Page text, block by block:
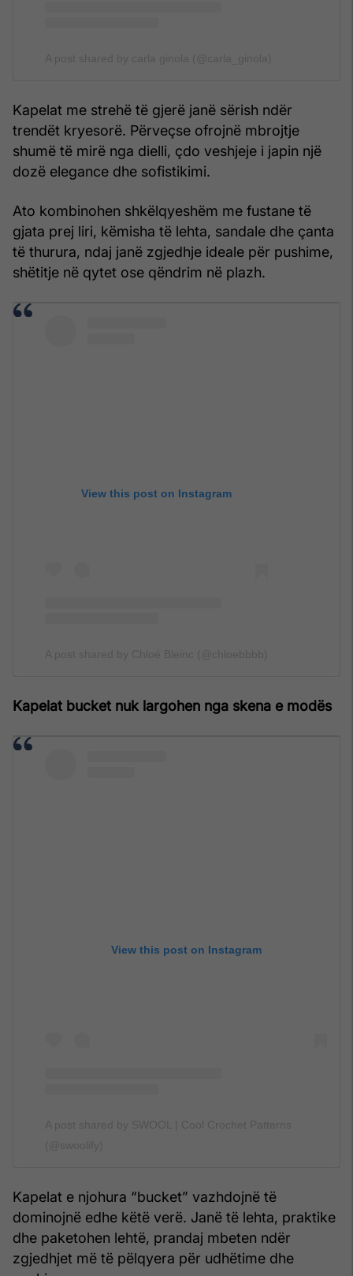
Kapelat me strehë të gjerë janë sërish ndër
trendët kryesorë. Përveçse ofrojnë mbrojtje
shumë të mirë nga dielli, çdo veshjeje i japin një
dozë elegance dhe sofistikimi.
Ato kombinohen shkëlqyeshëm me fustane të
gjata prej liri, këmisha të lehta, sandale dhe çanta
të thurura, ndaj janë zgjedhje ideale për pushime,
shëtitje në qytet ose qëndrim në plazh.
View this post on Instagram
Kapelat bucket nuk largohen nga skena e modës
View this post on Instagram
Kapelat e njohura “bucket” vazhdojnë të
dominojnë edhe këtë verë. Janë të lehta, praktike
dhe paketohen lehtë, prandaj mbeten ndër
zgjedhjet më të pëlqyera për udhëtime dhe